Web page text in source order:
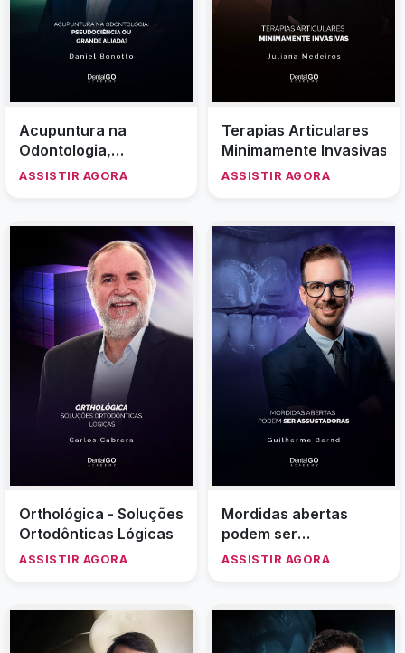
Acupuntura na
Odontologia,
pseudociência ou
ASSISTIR AGORA
Terapias Articulares
Minimamente Invasivas
ASSISTIR AGORA
Orthológica - Soluções
Ortodônticas Lógicas
ASSISTIR AGORA
Mordidas abertas
podem ser
assustadoras
ASSISTIR AGORA